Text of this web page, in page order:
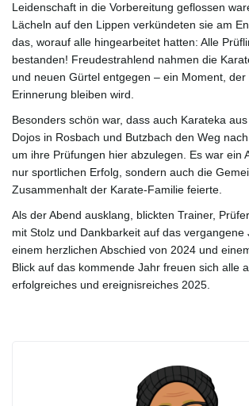
Leidenschaft in die Vorbereitung geflossen
Lächeln auf den Lippen verkündeten sie am
das, worauf alle hingearbeitet hatten: Alle
bestanden! Freudestrahlend nahmen die
und neuen Gürtel entgegen – ein Moment, der
Erinnerung bleiben wird.
Besonders schön war, dass auch Karateka
Dojos in Rosbach und Butzbach den Weg
um ihre Prüfungen hier abzulegen. Es war ein
nur sportlichen Erfolg, sondern auch die
Zusammenhalt der Karate-Familie feierte.
Als der Abend ausklang, blickten Trainer,
mit Stolz und Dankbarkeit auf das vergangene
einem herzlichen Abschied von 2024 und
Blick auf das kommende Jahr freuen sich alle
erfolgreiches und ereignisreiches 2025.